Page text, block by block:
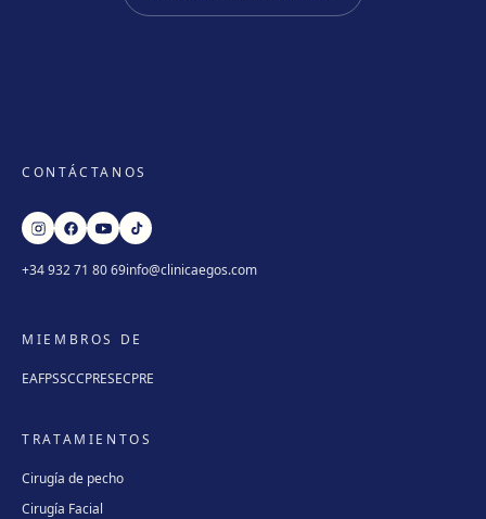
CONTÁCTANOS
+34 932 71 80 69info@clinicaegos.com
MIEMBROS DE
EAFPSSCCPRESECPRE
TRATAMIENTOS
Cirugía de pecho
Cirugía Facial